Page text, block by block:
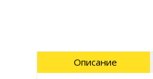
Описание